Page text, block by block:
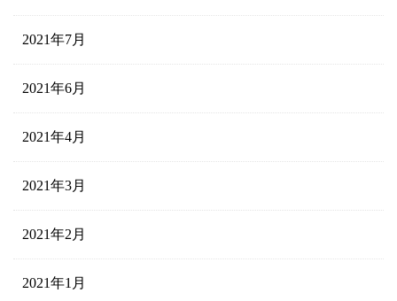
2021年7月
2021年6月
2021年4月
2021年3月
2021年2月
2021年1月